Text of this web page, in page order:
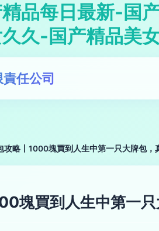
品每日最新-国
久-国产精品美
任公司
攻略丨1000塊買到人生中第一只大牌包，
塊買到人生中第一只